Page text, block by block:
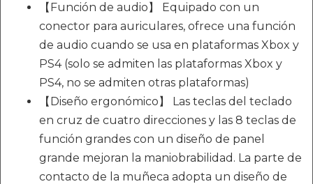
【Función de audio】 Equipado con un
conector para auriculares, ofrece una función
de audio cuando se usa en plataformas Xbox y
PS4 (solo se admiten las plataformas Xbox y
PS4, no se admiten otras plataformas)
【Diseño ergonómico】 Las teclas del teclado
en cruz de cuatro direcciones y las 8 teclas de
función grandes con un diseño de panel
grande mejoran la maniobrabilidad. La parte de
contacto de la muñeca adopta un diseño de